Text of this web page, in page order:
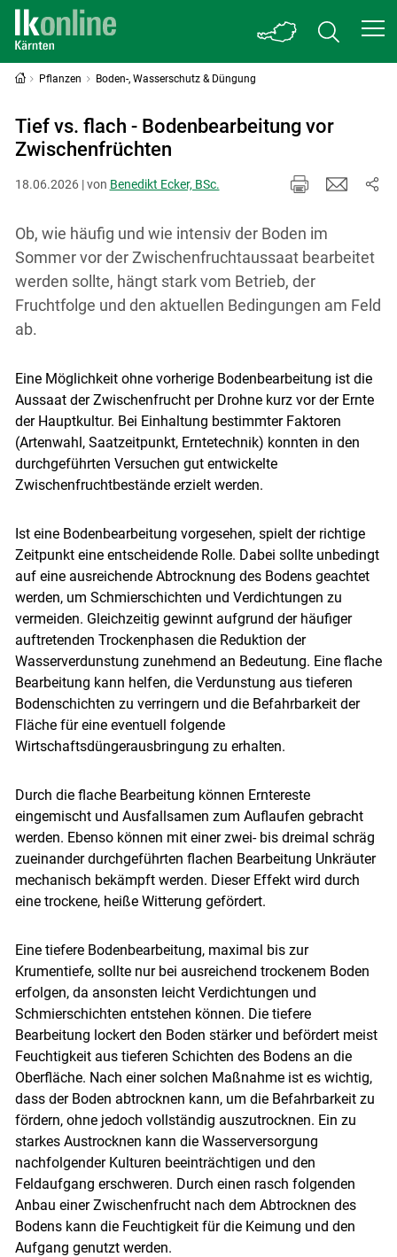
Skip to main content
Pflanzen Boden-, Wasserschutz & Düngung
Tief vs. flach - Bodenbearbeitung vor
Zwischenfrüchten
18.06.2026 | von Benedikt Ecker, BSc.
Ob, wie häufig und wie intensiv der Boden im
Sommer vor der Zwischenfruchtaussaat bearbeitet
werden sollte, hängt stark vom Betrieb, der
Fruchtfolge und den aktuellen Bedingungen am Feld
ab.
Eine Möglichkeit ohne vorherige Bodenbearbeitung ist die
Aussaat der Zwischenfrucht per Drohne kurz vor der Ernte
der Hauptkultur. Bei Einhaltung bestimmter Faktoren
(Artenwahl, Saatzeitpunkt, Erntetechnik) konnten in den
durchgeführten Versuchen gut entwickelte
Zwischenfruchtbestände erzielt werden.
Ist eine Bodenbearbeitung vorgesehen, spielt der richtige
Zeitpunkt eine entscheidende Rolle. Dabei sollte unbedingt
auf eine ausreichende Abtrocknung des Bodens geachtet
werden, um Schmierschichten und Verdichtungen zu
vermeiden. Gleichzeitig gewinnt aufgrund der häufiger
auftretenden Trockenphasen die Reduktion der
Wasserverdunstung zunehmend an Bedeutung. Eine flache
Bearbeitung kann helfen, die Verdunstung aus tieferen
Bodenschichten zu verringern und die Befahrbarkeit der
Fläche für eine eventuell folgende
Wirtschaftsdüngerausbringung zu erhalten.
Durch die flache Bearbeitung können Erntereste
eingemischt und Ausfallsamen zum Auflaufen gebracht
werden. Ebenso können mit einer zwei- bis dreimal schräg
zueinander durchgeführten flachen Bearbeitung Unkräuter
mechanisch bekämpft werden. Dieser Effekt wird durch
eine trockene, heiße Witterung gefördert.
Eine tiefere Bodenbearbeitung, maximal bis zur
Krumentiefe, sollte nur bei ausreichend trockenem Boden
erfolgen, da ansonsten leicht Verdichtungen und
Schmierschichten entstehen können. Die tiefere
Bearbeitung lockert den Boden stärker und befördert meist
Feuchtigkeit aus tieferen Schichten des Bodens an die
Oberfläche. Nach einer solchen Maßnahme ist es wichtig,
dass der Boden abtrocknen kann, um die Befahrbarkeit zu
fördern, ohne jedoch vollständig auszutrocknen. Ein zu
starkes Austrocknen kann die Wasserversorgung
nachfolgender Kulturen beeinträchtigen und den
Feldaufgang erschweren. Durch einen rasch folgenden
Anbau einer Zwischenfrucht nach dem Abtrocknen des
Bodens kann die Feuchtigkeit für die Keimung und den
Aufgang genutzt werden.